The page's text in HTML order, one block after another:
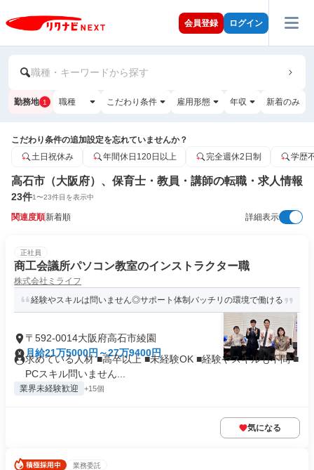
会員登録 ログイン
職種・キーワードから探す
勤務地 1 職種 こだわり条件 雇用形態 年収 新着のみ
こだわり条件の追加設定を忘れていませんか？
土日祝休み
年間休日120日以上 完全週休2日制 学歴
高石市（大阪府）、保育士・教員・講師の転職・求人情報
23件1〜23件目を表示中
関連度順新着順 詳細表示
正社員
商工会議所パソコン教室のインストラクター職
株式会社ミライフ
経験やスキルは問いません◎サポート体制バッチリの環境で働ける
〒592-0014大阪府高石市綾園
月給21万5000円～27万9400円
求めている人材 ■高卒以上 ■未経験OK ■経験やスキルも不問 ■
PCスキル問いません...
業界未経験歓迎 +15個
気になる
業務委託